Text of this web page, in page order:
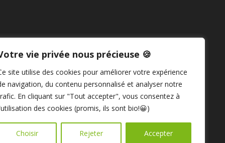
vie privée nous précieuse 🍪
site utilise des cookies pour améliorer votre expérience
navigation, du contenu personnalisé et analyser notre
En cliquant sur "Tout accepter", vous consentez à
des cookies (promis, ils sont bio!😀)
Choisir Rejeter Accepter